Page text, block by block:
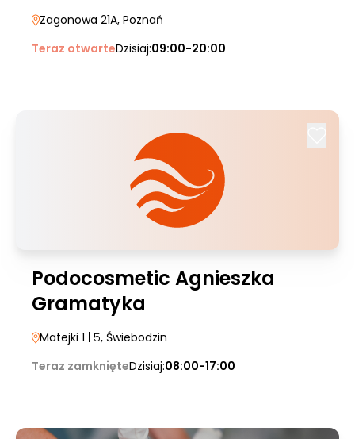
Zagonowa 21A, Poznań
Teraz otwarteDzisiaj:09:00-20:00
Podocosmetic Agnieszka
Gramatyka
Matejki 1 | 5, Świebodzin
Teraz zamknięteDzisiaj:08:00-17:00